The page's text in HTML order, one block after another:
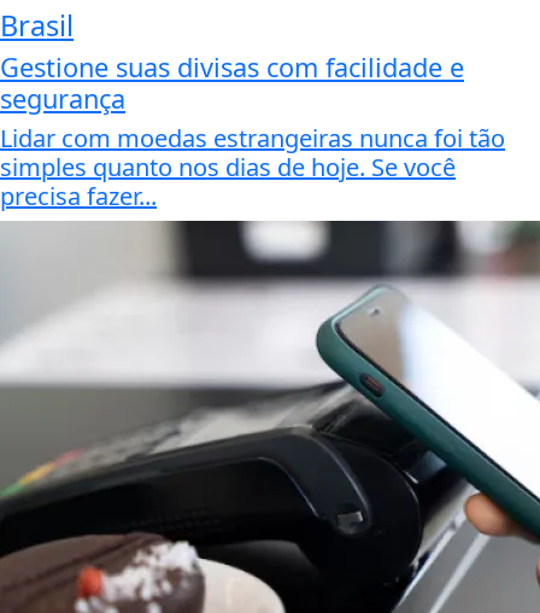
Brasil
Gestione suas divisas com facilidade e
segurança
Lidar com moedas estrangeiras nunca foi tão
simples quanto nos dias de hoje. Se você
precisa fazer...